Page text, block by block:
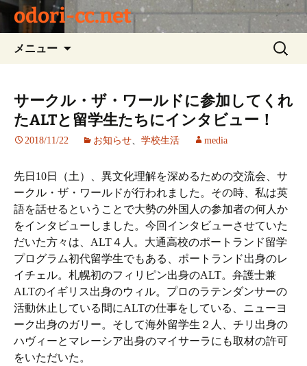
odori-cc.net
メニュー
ツ
へ
ッ
プ
検
索:
サークル・ザ・ワールドに参加してくれ
たALTと留学生たちにインタビュー！
2018/11/22 お知らせ、 学校生活 media
先日10日（土）、異文化理解を深めるための交流会、サ
ークル・ザ・ワールドが行われました。その時、私は英
語を話せるということで大勢の外国人の参加者の何人か
をインタビューしました。今回インタビューさせていた
だいた方々は、ALT４人。大通高校のポートランド留学
プログラム初代留学生でもある、ポートランド出身のレ
イチェル。札幌初のフィリピン出身のALT。弁護士兼
ALTのイギリス出身のウィル。プロのラテンダンサーの
活動休止している間にALTの仕事をしている、ニューヨ
ーク出身のガリー。そして海外留学生２人、チリ出身の
ハヴィーとマレーシア出身のマイサーラにも取材の許可
をいただいた。